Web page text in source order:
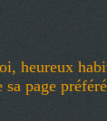
heureux
sa page